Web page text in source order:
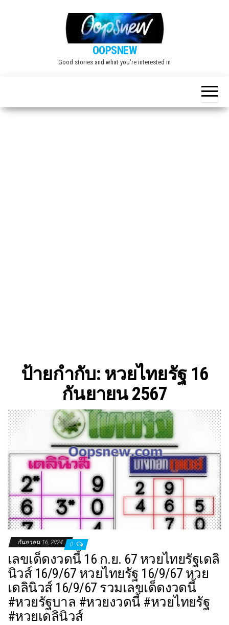
OOPSNEW
Good stories and what you're interested in
ป้ายกำกับ: หวยไทยรัฐ 16
กันยายน 2567
กันยายน 16, 2024 0
เลขเด็ดงวดนี้ 16 ก.ย. 67 หวยไทยรัฐเดลิ
นิวส์ 16/9/67 หวยไทยรัฐ 16/9/67 หวย
เดลินิวส์ 16/9/67 รวมเลขเด็ดงวดนี้
#หวยรัฐบาล #หวยงวดนี้ #หวยไทยรัฐ
#หวยเดลินิวส์